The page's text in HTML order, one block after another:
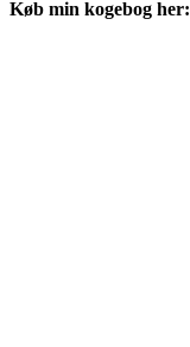
Køb min kogebog her: